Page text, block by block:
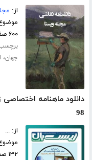
از:
۶۰۰ صفحه
جهان،
دانلود ماهنامه
98
از: ...
۱۳۲ صفحه